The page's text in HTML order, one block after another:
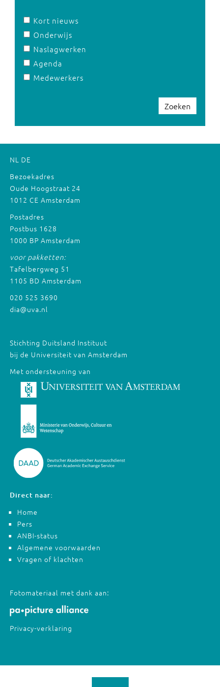
Kort nieuws
Onderwijs
Naslagwerken
Agenda
Medewerkers
Zoeken
NL DE
Bezoekadres
Oude Hoogstraat 24
1012 CE Amsterdam
Postadres
Postbus 1628
1000 BP Amsterdam
voor pakketten:
Tafelbergweg 51
1105 BD Amsterdam
020 525 3690
dia@uva.nl
Stichting Duitsland Instituut
bij de Universiteit van Amsterdam
Met ondersteuning van
Direct naar:
Home
Pers
ANBI-status
Algemene voorwaarden
Vragen of klachten
Fotomateriaal met dank aan:
Privacy-verklaring